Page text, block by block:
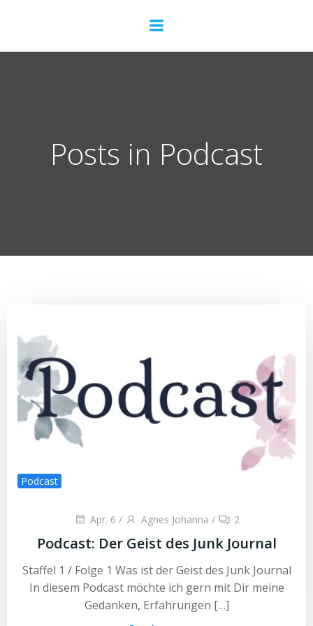
Inhalt
Posts in Podcast
Podcast
Apr. 6 / Agnes Johanna / 2
Podcast: Der Geist des Junk Journal
Staffel 1 / Folge 1 Was ist der Geist des Junk Journal
In diesem Podcast möchte ich gern mit Dir meine
Gedanken, Erfahrungen […]